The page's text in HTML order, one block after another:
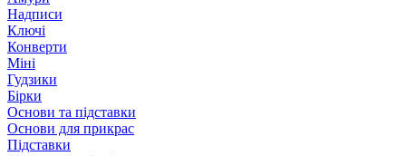
Надписи
Ключі
Конверти
Міні
Гудзики
Бірки
Основи та підставки
Основи для прикрас
Підставки